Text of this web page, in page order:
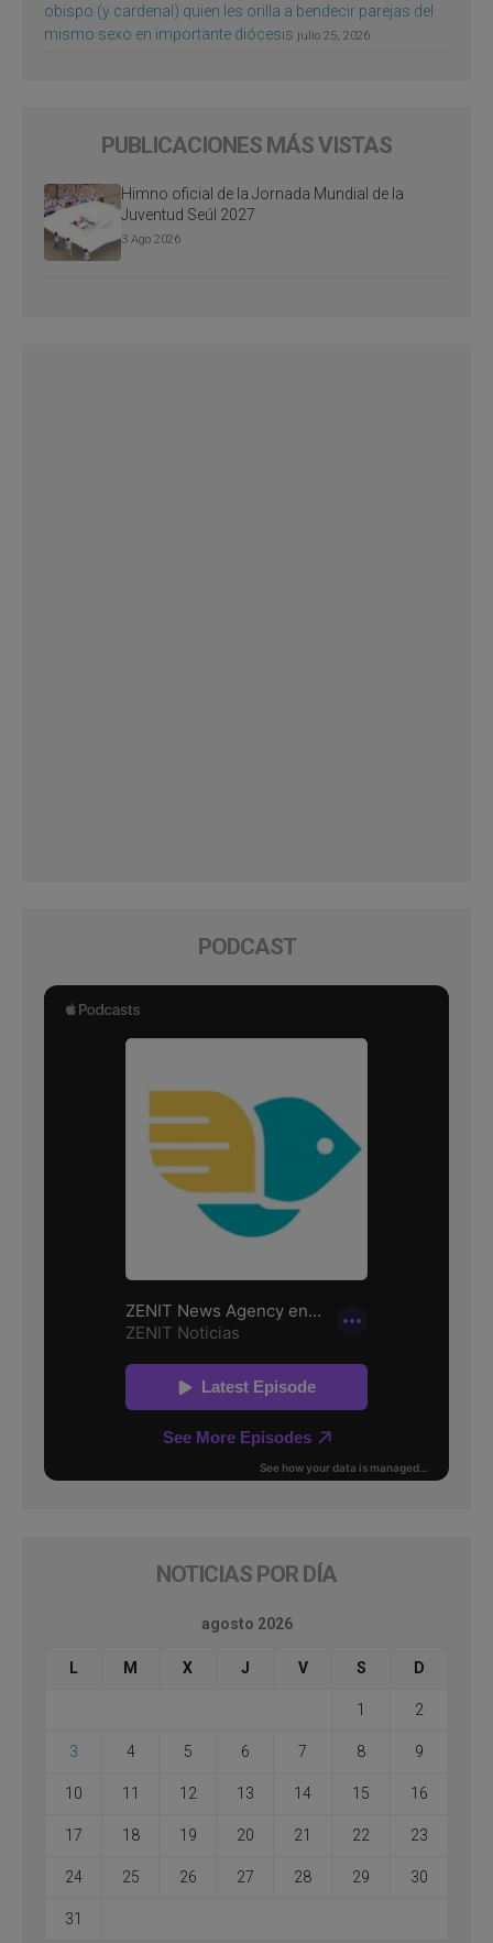
obispo (y cardenal) quien les orilla a bendecir parejas del
mismo sexo en importante diócesis julio 25, 2026
PUBLICACIONES MÁS VISTAS
Himno oficial de la Jornada Mundial de la
Juventud Seúl 2027
3 Ago 2026
PODCAST
NOTICIAS POR DÍA
agosto 2026
L M X J V S D
1 2
3 4 5 6 7 8 9
10 11 12 13 14 15 16
17 18 19 20 21 22 23
24 25 26 27 28 29 30
31